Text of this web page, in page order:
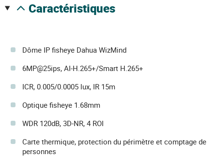
caractéristiques
Dôme IP fisheye Dahua WizMind
6MP@25ips, AI-H.265+/Smart H.265+
ICR, 0.005/0.0005 lux, IR 15m
Optique fisheye 1.68mm
WDR 120dB, 3D-NR, 4 ROI
Carte thermique, protection du périmètre et comptage de
personnes